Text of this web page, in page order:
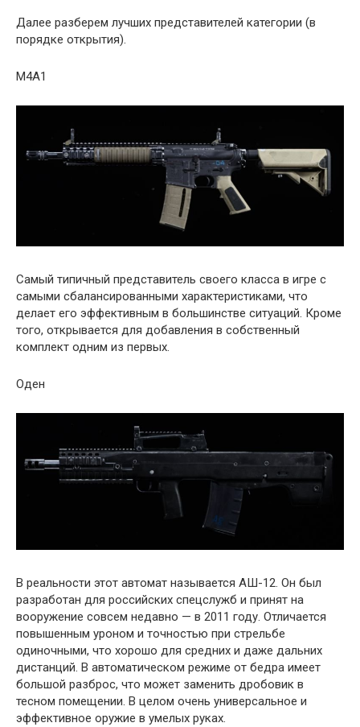
Далее разберем лучших представителей категории (в
порядке открытия).
M4A1
Самый типичный представитель своего класса в игре с
самыми сбалансированными характеристиками, что
делает его эффективным в большинстве ситуаций. Кроме
того, открывается для добавления в собственный
комплект одним из первых.
Оден
В реальности этот автомат называется АШ-12. Он был
разработан для российских спецслужб и принят на
вооружение совсем недавно — в 2011 году. Отличается
повышенным уроном и точностью при стрельбе
одиночными, что хорошо для средних и даже дальних
дистанций. В автоматическом режиме от бедра имеет
большой разброс, что может заменить дробовик в
тесном помещении. В целом очень универсальное и
эффективное оружие в умелых руках.